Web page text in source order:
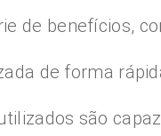
de benefícios,
de forma
são